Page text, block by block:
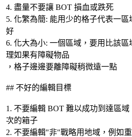
4. 盡量不要讓 BOT 損血或跌死
5. 化繁為簡: 能用少的格子代表一
好
6. 化大為小: 一個區域，要用比該
理如果有障礙物品
，格子邊邊要離障礙稍微遠一點
## 不好的編輯目標
1. 不要編輯 BOT 難以成功到達區
次的箱子
2. 不要編輯"非"戰略用地域，例如